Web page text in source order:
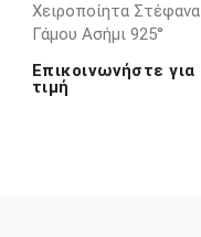
Χειροποίητα Στέφανα
Γάμου Ασήμι 925°
Επικοινωνήστε για
τιμή